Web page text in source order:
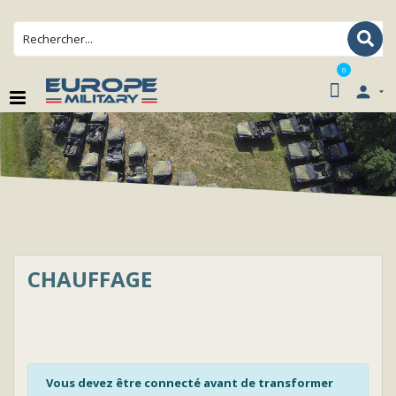
0

CHAUFFAGE
Vous devez être connecté avant de transformer